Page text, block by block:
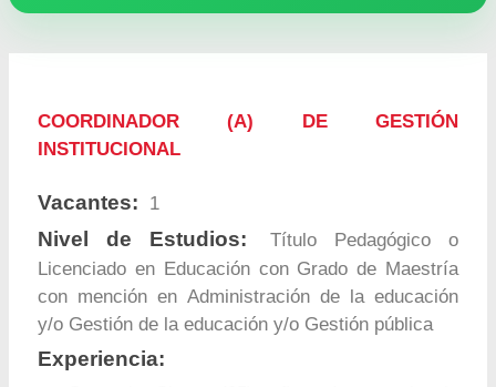
COORDINADOR (A) DE GESTIÓN
INSTITUCIONAL
Vacantes: 1
Nivel de Estudios:
Título Pedagógico o
Licenciado en Educación con Grado de Maestría
con mención en Administración de la educación
y/o Gestión de la educación y/o Gestión pública
Experiencia: